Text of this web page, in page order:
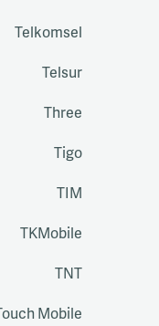
Telkomsel
Telsur
Three
Tigo
TIM
TKMobile
TNT
Mobile